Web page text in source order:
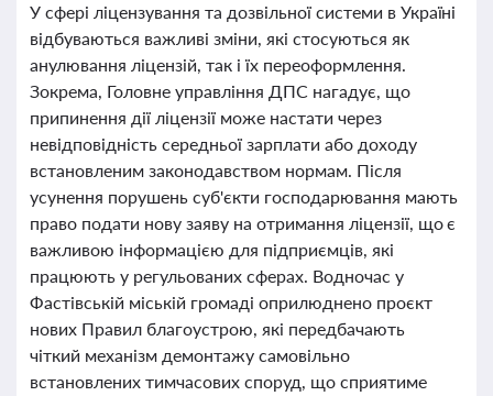
У сфері ліцензування та дозвільної системи в Україні
відбуваються важливі зміни, які стосуються як
анулювання ліцензій, так і їх переоформлення.
Зокрема, Головне управління ДПС нагадує, що
припинення дії ліцензії може настати через
невідповідність середньої зарплати або доходу
встановленим законодавством нормам. Після
усунення порушень суб'єкти господарювання мають
право подати нову заяву на отримання ліцензії, що є
важливою інформацією для підприємців, які
працюють у регульованих сферах. Водночас у
Фастівській міській громаді оприлюднено проєкт
нових Правил благоустрою, які передбачають
чіткий механізм демонтажу самовільно
встановлених тимчасових споруд, що сприятиме